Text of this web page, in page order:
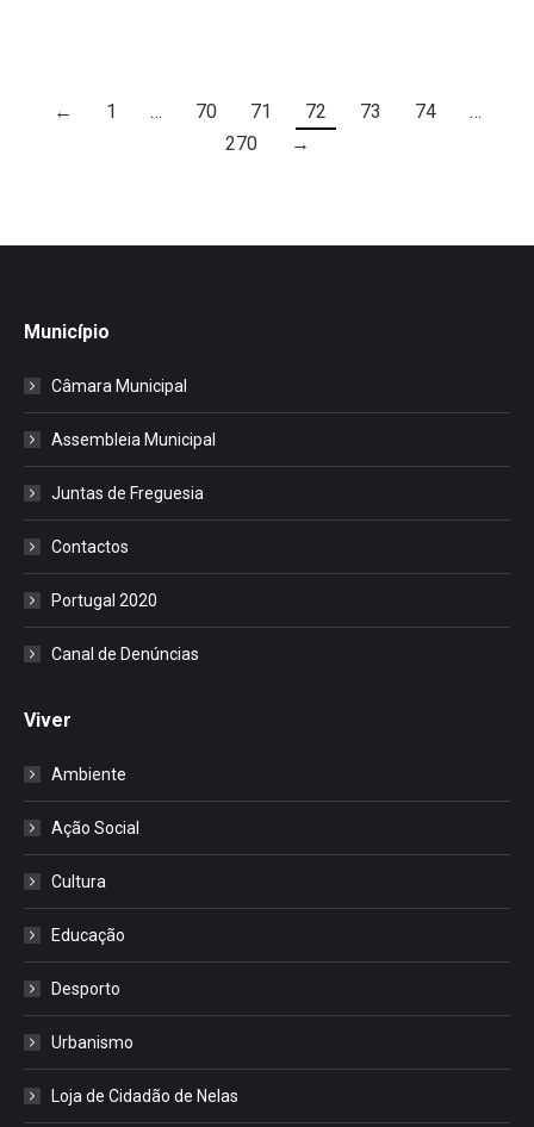
← 1 … 70 71 72 73 74
…
270
→
Município
Câmara Municipal
Assembleia Municipal
Juntas de Freguesia
Contactos
Portugal 2020
Canal de Denúncias
Viver
Ambiente
Ação Social
Cultura
Educação
Desporto
Urbanismo
Loja de Cidadão de Nelas